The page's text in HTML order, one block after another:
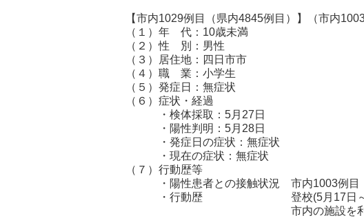
【市内1029例目（県内4845例目）】（市内
（１）年 代：10歳未満
（２）性 別：男性
（３）居住地：四日市市
（４）職 業：小学生
（５）発症日：無症状
（６）症状・経過
・検体採取：5月27日
・陽性判明：5月28日
・発症日の症状：無症状
・現在の症状：無症状
（７）行動歴等
・陽性患者との接触状況 市内1003例目（
・行動歴 登校(5月17日～21日
市内の施設を利用(5